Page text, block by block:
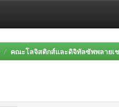
คณะโลจิสติกส์และดิจิทัลซัพพลายเ